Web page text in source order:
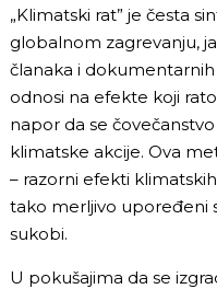
„Klimatski rat” je česta
globalnom zagrevanju,
članaka i
odnosi na efekte koji
napor da se
klimatske akcije. Ova
– razorni efekti
tako merljivo upoređeni
sukobi.
U pokušajima da se